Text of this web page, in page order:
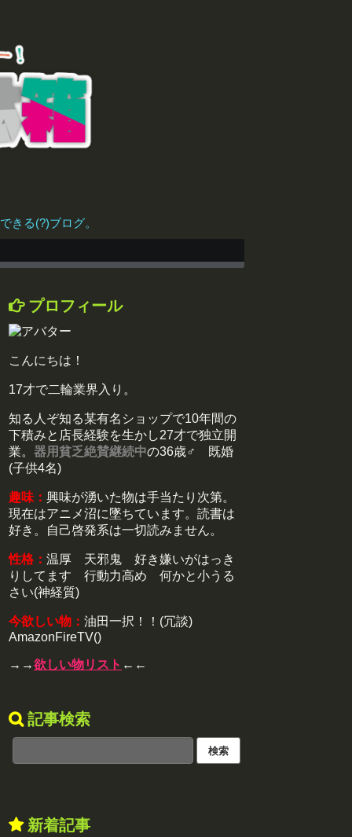
きる(?)ブログ。
プロフィール
こんにちは！
17才で二輪業界入り。
知る人ぞ知る某有名ショップで10年間の
下積みと店長経験を生かし27才で独立開
業。 器用貧乏絶賛継続中の36歳♂ 既婚
(子供4名)
趣味： 興味が湧いた物は手当たり次第。
現在はアニメ沼に墜ちています。読書は
好き。自己啓発系は一切読みません。
性格： 温厚 天邪鬼 好き嫌いがはっき
りしてます 行動力高め 何かと小うる
さい(神経質)
今欲しい物： 油田一択！！(冗談)
AmazonFireTV()
→→欲しい物リスト ←←
記事検索
新着記事